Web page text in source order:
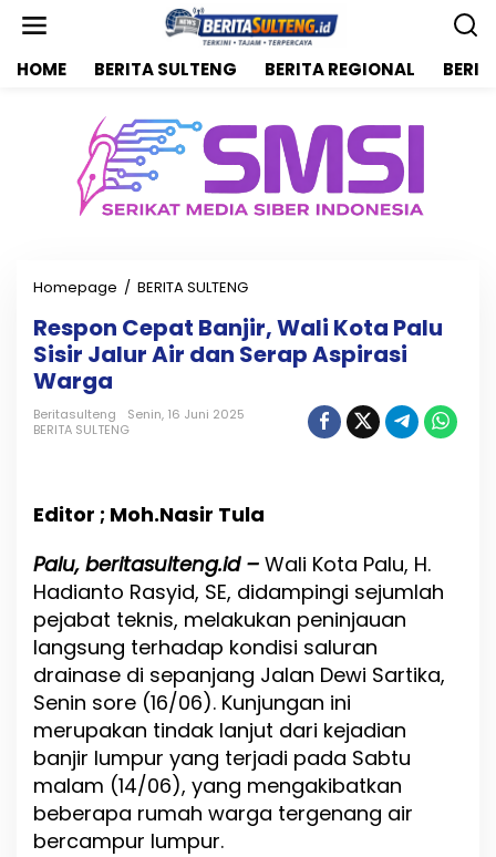
HOME BERITA SULTENG BERITA REGIONAL
Homepage / BERITA SULTENG
s
p
B
n
j
i
r
,
W
a
l
i
K
o
t
a
Respon Cepat Banjir, Wali Kota Palu
Sisir Jalur Air dan Serap Aspirasi
Warga
Beritasulteng
Senin, 16 Juni 2025
BERITA SULTENG
Editor ; Moh.Nasir Tula
Palu, beritasulteng.id – Wali Kota Palu, H.
Hadianto Rasyid, SE, didampingi sejumlah
pejabat teknis, melakukan peninjauan
langsung terhadap kondisi saluran
drainase di sepanjang Jalan Dewi Sartika,
Senin sore (16/06). Kunjungan ini
merupakan tindak lanjut dari kejadian
banjir lumpur yang terjadi pada Sabtu
malam (14/06), yang mengakibatkan
beberapa rumah warga tergenang air
bercampur lumpur.